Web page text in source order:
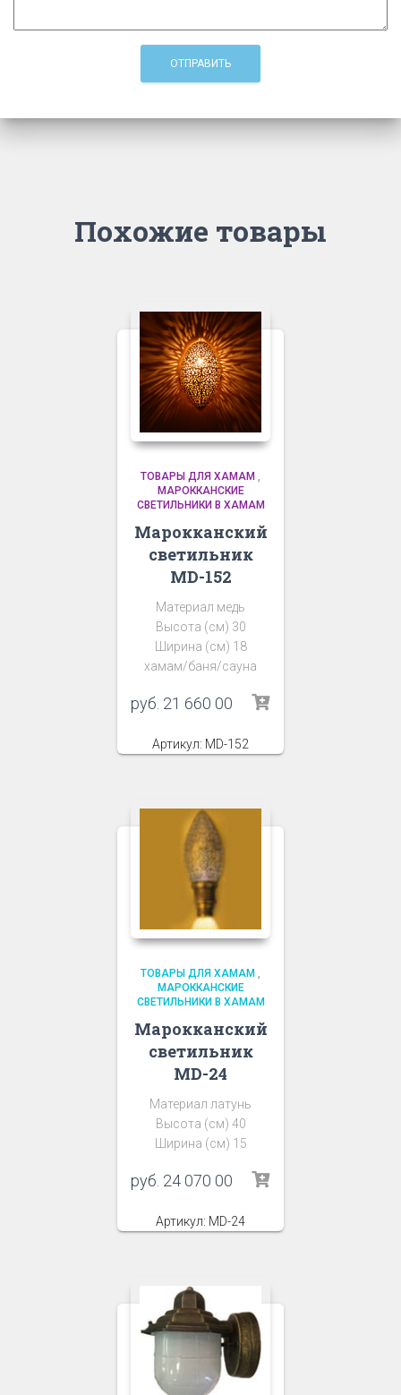
Похожие товары
ТОВАРЫ ДЛЯ ХАМАМ ,
МАРОККАНСКИЕ
СВЕТИЛЬНИКИ В ХАМАМ
Марокканский
светильник
MD-152
Материал медь
Высота (см) 30
Ширина (см) 18
хамам/баня/сауна
руб. 21 660 00
Артикул: MD-152
ТОВАРЫ ДЛЯ ХАМАМ ,
МАРОККАНСКИЕ
СВЕТИЛЬНИКИ В ХАМАМ
Марокканский
светильник
MD-24
Материал латунь
Высота (см) 40
Ширина (см) 15
руб. 24 070 00
Артикул: MD-24